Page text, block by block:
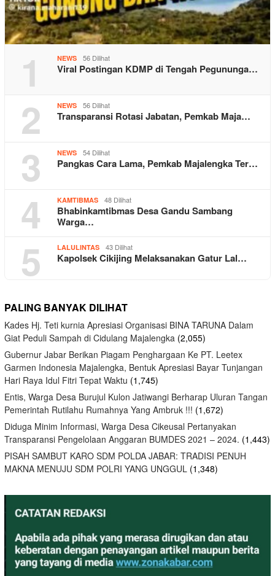
1 NEWS 56 Dilihat
Viral Postingan KDMP di Tengah Pegununga…
2 NEWS 56 Dilihat
Transparansi Rotasi Jabatan, Pemkab Maja…
3 NEWS 54 Dilihat
Pangkas Cara Lama, Pemkab Majalengka Ter…
4 KAMTIBMAS 48 Dilihat
Bhabinkamtibmas Desa Gandu Sambang
Warga…
5 LALULINTAS 43 Dilihat
Kapolsek Cikijing Melaksanakan Gatur Lal…
PALING BANYAK DILIHAT
Kades Hj. Teti kurnia Apresiasi Organisasi BINA TARUNA Dalam
Giat Peduli Sampah di Cidulang Majalengka (2,055)
Gubernur Jabar Berikan Piagam Penghargaan Ke PT. Leetex
Garmen Indonesia Majalengka, Bentuk Apresiasi Bayar Tunjangan
Hari Raya Idul Fitri Tepat Waktu (1,745)
Entis, Warga Desa Burujul Kulon Jatiwangi Berharap Uluran Tangan
Pemerintah Rutilahu Rumahnya Yang Ambruk !!! (1,672)
Diduga Minim Informasi, Warga Desa Cikeusal Pertanyakan
Transparansi Pengelolaan Anggaran BUMDES 2021 – 2024. (1,443)
PISAH SAMBUT KARO SDM POLDA JABAR: TRADISI PENUH
MAKNA MENUJU SDM POLRI YANG UNGGUL (1,348)